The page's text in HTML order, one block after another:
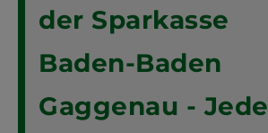
der Sparkasse
Baden-Baden
Gaggenau - Jede